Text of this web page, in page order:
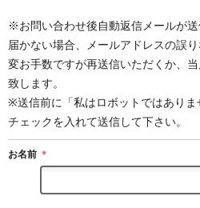
※お問い合わせ後自動返信メールが
届かない場合、メールアドレスの誤
変お手数ですが再送信いただくか、
致します。
※送信前に「私はロボットではありま
チェックを入れて送信して下さい。
お名前 ＊